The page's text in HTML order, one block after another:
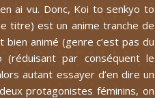
ai vu. Donc, Koi to senkyo to
titre) est un anime tranche de
animé (genre c’est pas du
par conséquent le
autant essayer d’en dire un
protagonistes féminins, on